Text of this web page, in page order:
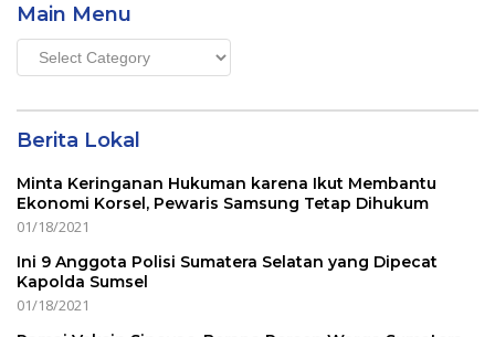
Main Menu
Main
Menu
Berita Lokal
Minta Keringanan Hukuman karena Ikut Membantu
Ekonomi Korsel, Pewaris Samsung Tetap Dihukum
01/18/2021
Ini 9 Anggota Polisi Sumatera Selatan yang Dipecat
Kapolda Sumsel
01/18/2021